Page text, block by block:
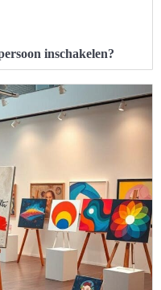
inschakelen?